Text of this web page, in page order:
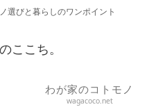
選びと暮らしのワンポイント
ここち。
わが家のコトモノ
wagacoco.net